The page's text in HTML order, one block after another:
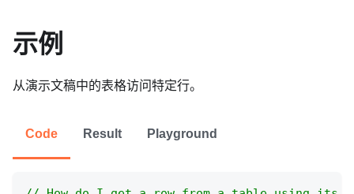
示例
从演示文稿中的表格访问特定行。
Code Result Playground